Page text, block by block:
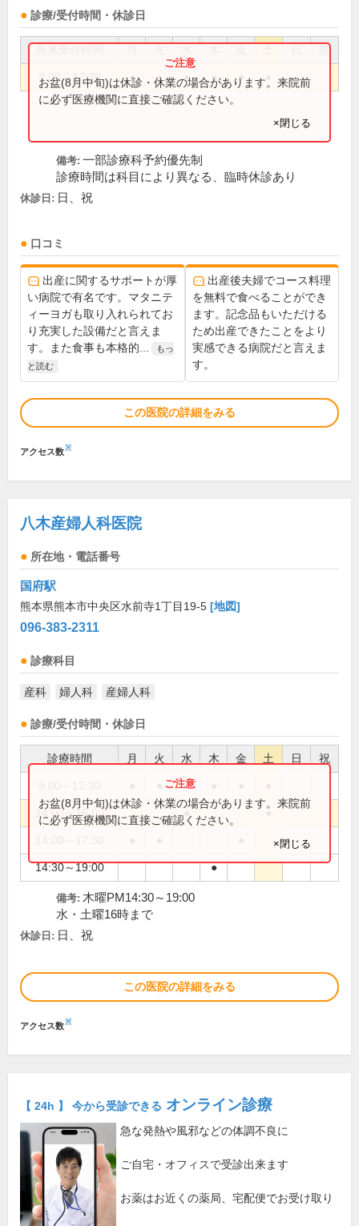
診療/受付時間・休診日
祝
9:00～17:30 ● ● ● ● ●
お盆(8月中旬)は休診・休業の場合があります。来院前
に必ず医療機関に直接ご確認ください。
×閉じる
備考: 一部診療科予約優先制
診療時間は科目により異なる、臨時休診あり
休診日: 日、祝
口コミ
出産に関するサポートが厚
い病院で有名です。マタニテ
ィーヨガも取り入れられてお
り充実した設備だと言えま
す。また食事も本格的...
もっ
と読む
出産後夫婦でコース料理
を無料で食べることができ
ます。記念品もいただける
ため出産できたことをより
実感できる病院だと言えま
す。
この医院の詳細をみる
アクセス数※
八木産婦人科医院
所在地・電話番号
国府駅
熊本県熊本市中央区水前寺1丁目19-5 [地図]
096-383-2311
診療科目
産科 婦人科 産婦人科
診療/受付時間・休診日
診療時間 月 火 水 木 金 土 日 祝
●
14:00～16:00 ● ●
14:30～19:00 ●
お盆(8月中旬)は休診・休業の場合があります。来院前
に必ず医療機関に直接ご確認ください。
×閉じる
備考: 木曜PM14:30～19:00
水・土曜16時まで
休診日: 日、祝
この医院の詳細をみる
アクセス数※
【 24h 】 今から受診できる オンライン診療
急な発熱や風邪などの体調不良に
ご自宅・オフィスで受診出来ます
お薬はお近くの薬局、宅配便でお受け取り